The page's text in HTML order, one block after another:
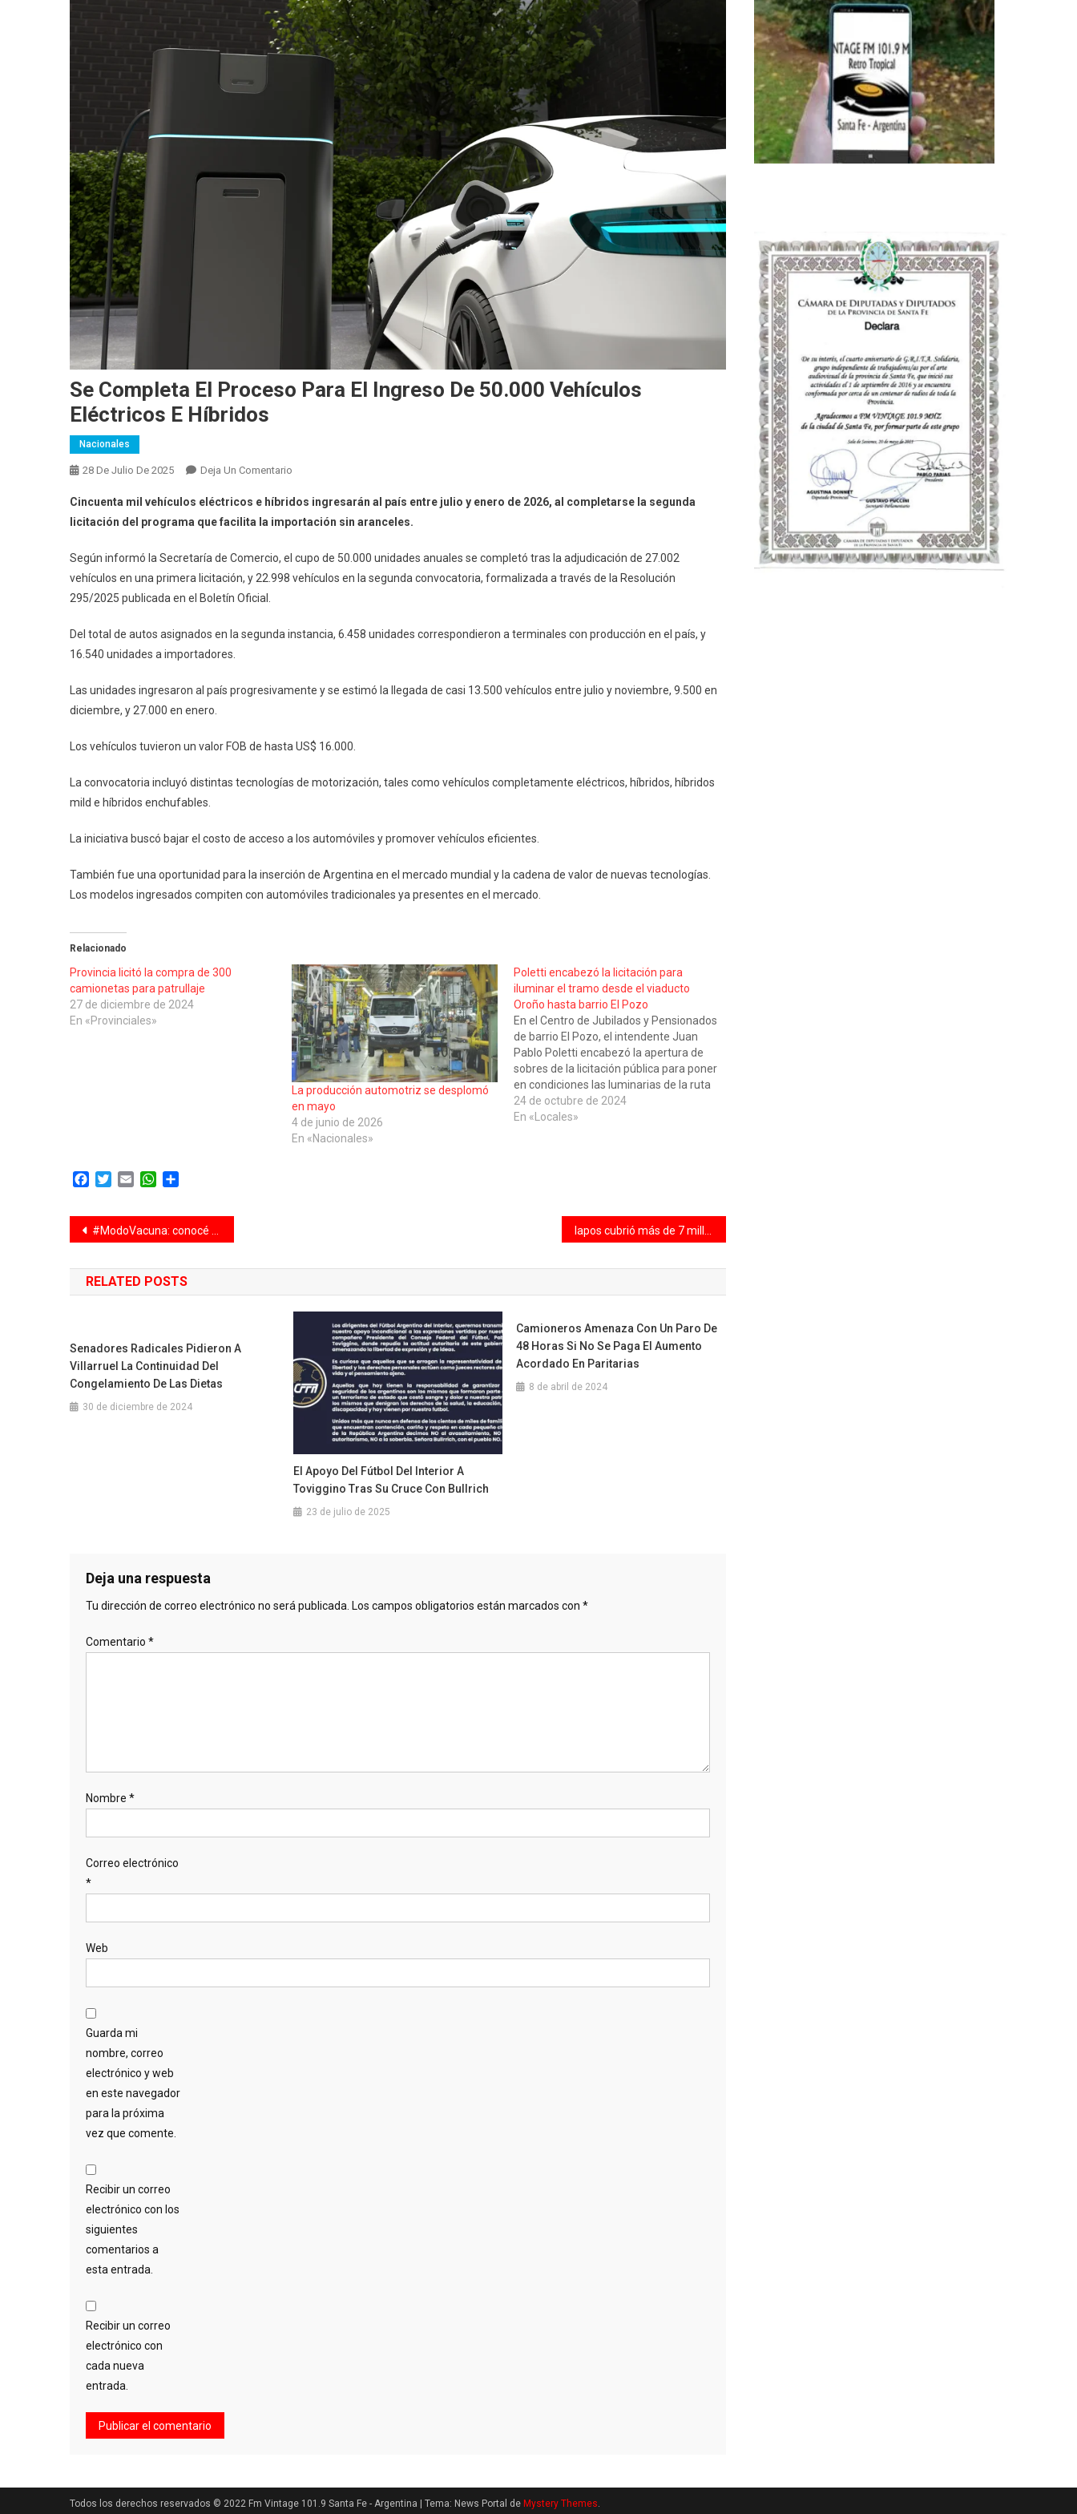
Se Completa El Proceso Para El Ingreso De 50.000 Vehículos
Eléctricos E Híbridos
Nacionales
28 De Julio De 2025 Deja Un Comentario
Completa
El
Para
El
50.000
E
Cincuenta mil vehículos eléctricos e híbridos ingresarán al país entre julio y enero de 2026, al completarse la segunda
licitación del programa que facilita la importación sin aranceles.
Según informó la Secretaría de Comercio, el cupo de 50.000 unidades anuales se completó tras la adjudicación de 27.002
vehículos en una primera licitación, y 22.998 vehículos en la segunda convocatoria, formalizada a través de la Resolución
295/2025 publicada en el Boletín Oficial.
Del total de autos asignados en la segunda instancia, 6.458 unidades correspondieron a terminales con producción en el país, y
16.540 unidades a importadores.
Las unidades ingresaron al país progresivamente y se estimó la llegada de casi 13.500 vehículos entre julio y noviembre, 9.500 en
diciembre, y 27.000 en enero.
Los vehículos tuvieron un valor FOB de hasta US$ 16.000.
La convocatoria incluyó distintas tecnologías de motorización, tales como vehículos completamente eléctricos, híbridos, híbridos
mild e híbridos enchufables.
La iniciativa buscó bajar el costo de acceso a los automóviles y promover vehículos eficientes.
También fue una oportunidad para la inserción de Argentina en el mercado mundial y la cadena de valor de nuevas tecnologías.
Los modelos ingresados compiten con automóviles tradicionales ya presentes en el mercado.
Relacionado
Provincia licitó la compra de 300
camionetas para patrullaje
27 de diciembre de 2024
En «Provinciales»
La producción automotriz se desplomó
en mayo
4 de junio de 2026
En «Nacionales»
Poletti encabezó la licitación para
iluminar el tramo desde el viaducto
Oroño hasta barrio El Pozo
En el Centro de Jubilados y Pensionados
de barrio El Pozo, el intendente Juan
Pablo Poletti encabezó la apertura de
sobres de la licitación pública para poner
en condiciones las luminarias de la ruta
nacional N° 168 y de esta manera dar
respuesta a los vecinos, aportar a la
24 de octubre de 2024
En «Locales»
Facebook
TwitterEmail WhatsApp
Navegación
de
entradas
#ModoVacuna: conocé dónde te podés vacunar contra la gripe y la neumonía esta semana
RELATED POSTS
Senadores Radicales Pidieron A
Villarruel La Continuidad Del
Congelamiento De Las Dietas
30 de diciembre de 2024
El Apoyo Del Fútbol Del Interior A
Toviggino Tras Su Cruce Con Bullrich
23 de julio de 2025
Camioneros Amenaza Con Un Paro De
48 Horas Si No Se Paga El Aumento
Acordado En Paritarias
8 de abril de 2024
Deja una respuesta
Tu dirección de correo electrónico no será publicada. Los campos obligatorios están marcados con *
Comentario *
Nombre *
Correo electrónico
*
Web
Guarda mi
nombre, correo
electrónico y web
en este navegador
para la próxima
vez que comente.
Recibir un correo
electrónico con los
siguientes
comentarios a
esta entrada.
Recibir un correo
electrónico con
cada nueva
entrada.
Todos los derechos reservados © 2022 Fm Vintage 101.9 Santa Fe - Argentina | Tema: News Portal de Mystery Themes